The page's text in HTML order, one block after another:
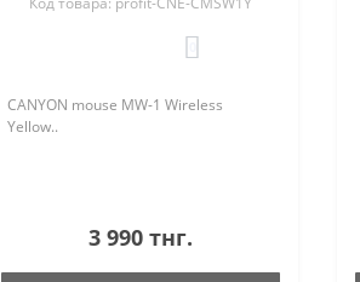
CANYON mouse MW-1 Wireless
Yellow..
3 990 тнг.